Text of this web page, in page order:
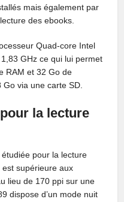
mais également par
des ebooks.
Quad-core Intel
GHz ce qui lui permet
RAM et 32 Go de
via une carte SD.
la lecture
pour la lecture
est supérieure aux
lieu de 170 ppi sur une
dispose d’un mode nuit